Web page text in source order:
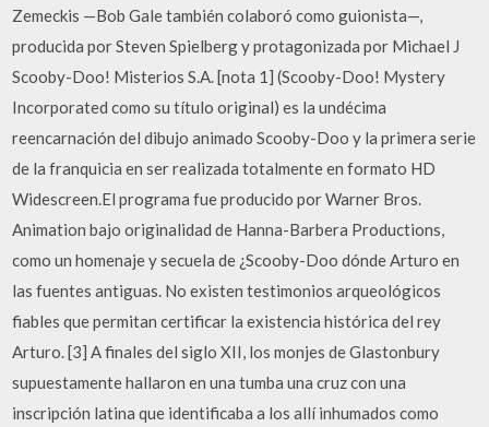
Zemeckis —Bob Gale también colaboró como guionista—,
producida por Steven Spielberg y protagonizada por Michael J
Scooby-Doo! Misterios S.A. [nota 1] (Scooby-Doo! Mystery
Incorporated como su título original) es la undécima
reencarnación del dibujo animado Scooby-Doo y la primera serie
de la franquicia en ser realizada totalmente en formato HD
Widescreen.El programa fue producido por Warner Bros.
Animation bajo originalidad de Hanna-Barbera Productions,
como un homenaje y secuela de ¿Scooby-Doo dónde Arturo en
las fuentes antiguas. No existen testimonios arqueológicos
fiables que permitan certificar la existencia histórica del rey
Arturo. [3] A finales del siglo XII, los monjes de Glastonbury
supuestamente hallaron en una tumba una cruz con una
inscripción latina que identificaba a los allí inhumados como